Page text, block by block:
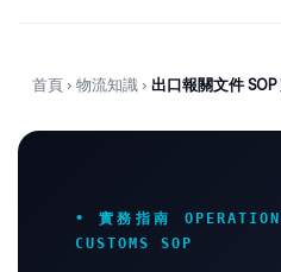
首頁 › 物流知識 › 出口報關文件
• 實務指南
CUSTOMS SOP